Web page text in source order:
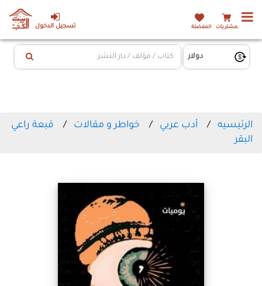
تسجيل الدخول المشتريات المفضلة
الرئيسيه أدب عربي خواطر و مقالات
قبعة راعي
البقر